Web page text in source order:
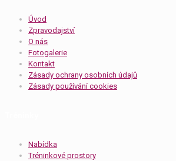
Úvod
Zpravodajství
O nás
Fotogalerie
Kontakt
Zásady ochrany osobních údajů
Zásady používání cookies
Nabídka
Tréninkové prostory